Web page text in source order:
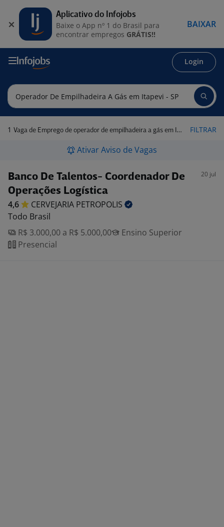
Login
1 Vaga de Emprego de operador de empilhadeira a gás em Itapevi - SP FILTRAR
Ativar Aviso de Vagas
Banco De Talentos- Coordenador De
Operações Logística
20 jul
4,6 CERVEJARIA PETROPOLIS
Todo Brasil
R$ 3.000,00 a R$ 5.000,00
Ensino Superior
Presencial
Aplicativo do Infojobs
Baixe o App nº 1 do Brasil para
encontrar empregos GRÁTIS!!
BAIXAR